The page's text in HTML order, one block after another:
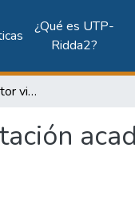
¿Qué es UTP-
Ridda2?
Implementación de tutor virtual en la orientación académica en la Universidad Nacional de Colombia